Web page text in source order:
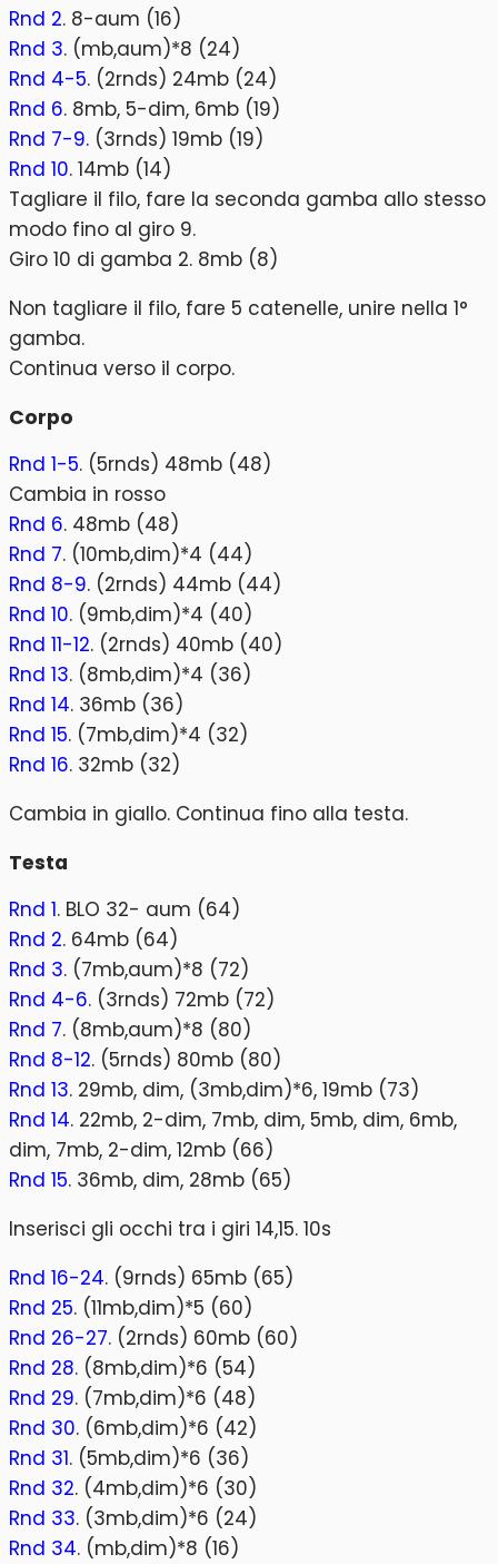
Rnd 2. 8-aum (16)
Rnd 3. (mb,aum)*8 (24)
Rnd 4-5. (2rnds) 24mb (24)
Rnd 6. 8mb, 5-dim, 6mb (19)
Rnd 7-9. (3rnds) 19mb (19)
Rnd 10. 14mb (14)
Tagliare il filo, fare la seconda gamba allo stesso
modo fino al giro 9.
Giro 10 di gamba 2. 8mb (8)
Non tagliare il filo, fare 5 catenelle, unire nella 1°
gamba.
Continua verso il corpo.
Corpo
Rnd 1-5. (5rnds) 48mb (48)
Cambia in rosso
Rnd 6. 48mb (48)
Rnd 7. (10mb,dim)*4 (44)
Rnd 8-9. (2rnds) 44mb (44)
Rnd 10. (9mb,dim)*4 (40)
Rnd 11-12. (2rnds) 40mb (40)
Rnd 13. (8mb,dim)*4 (36)
Rnd 14. 36mb (36)
Rnd 15. (7mb,dim)*4 (32)
Rnd 16. 32mb (32)
Cambia in giallo. Continua fino alla testa.
Testa
Rnd 1. BLO 32- aum (64)
Rnd 2. 64mb (64)
Rnd 3. (7mb,aum)*8 (72)
Rnd 4-6. (3rnds) 72mb (72)
Rnd 7. (8mb,aum)*8 (80)
Rnd 8-12. (5rnds) 80mb (80)
Rnd 13. 29mb, dim, (3mb,dim)*6, 19mb (73)
Rnd 14. 22mb, 2-dim, 7mb, dim, 5mb, dim, 6mb,
dim, 7mb, 2-dim, 12mb (66)
Rnd 15. 36mb, dim, 28mb (65)
Inserisci gli occhi tra i giri 14,15. 10s
Rnd 16-24. (9rnds) 65mb (65)
Rnd 25. (11mb,dim)*5 (60)
Rnd 26-27. (2rnds) 60mb (60)
Rnd 28. (8mb,dim)*6 (54)
Rnd 29. (7mb,dim)*6 (48)
Rnd 30. (6mb,dim)*6 (42)
Rnd 31. (5mb,dim)*6 (36)
Rnd 32. (4mb,dim)*6 (30)
Rnd 33. (3mb,dim)*6 (24)
Rnd 34. (mb,dim)*8 (16)